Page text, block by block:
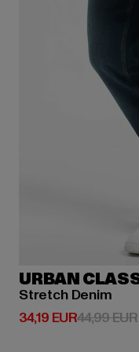
URBAN
Stretch Denim
34,19 EUR
Derzeitiger Preis:
44,99 EUR